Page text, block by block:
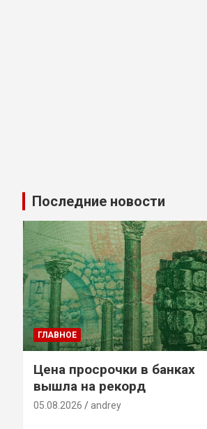
Последние новости
ГЛАВНОЕ
Цена просрочки в банках
вышла на рекорд
05.08.2026 andrey